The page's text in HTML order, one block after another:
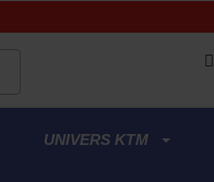
UNIVERS KTM